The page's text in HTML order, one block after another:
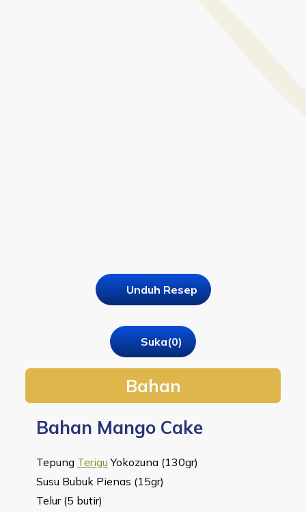
Unduh Resep
Suka(0)
Bahan
Bahan Mango Cake
Tepung Terigu Yokozuna (130gr)
Susu Bubuk Pienas (15gr)
Telur (5 butir)